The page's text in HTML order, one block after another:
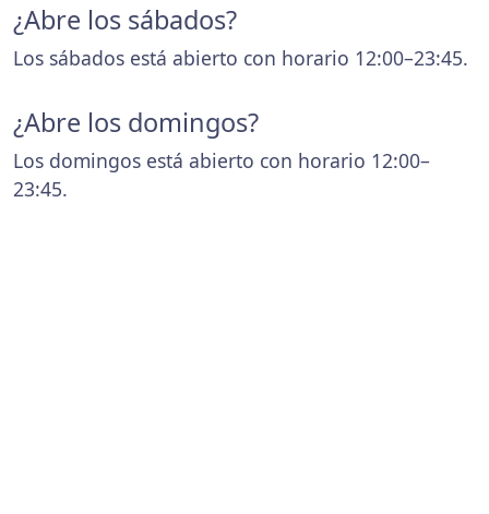
¿Abre los sábados?
Los sábados está abierto con horario 12:00–23:45.
¿Abre los domingos?
Los domingos está abierto con horario 12:00–
23:45.